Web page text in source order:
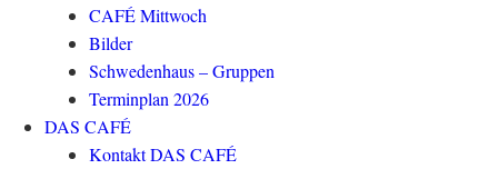
CAFÉ Mittwoch
Bilder
Schwedenhaus – Gruppen
Terminplan 2026
DAS CAFÉ
Kontakt DAS CAFÉ